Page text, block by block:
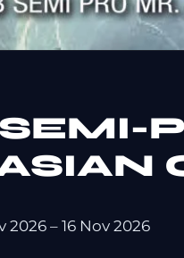
2026 – 16 Nov 2026